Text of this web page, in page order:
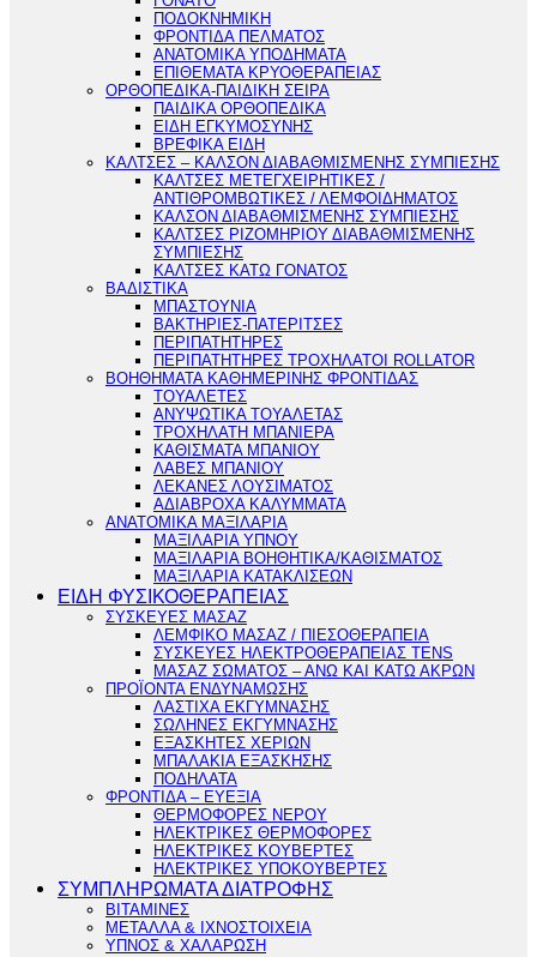
ΠΟΔΟΚΝΗΜΙΚΗ
ΦΡΟΝΤΙΔΑ ΠΕΛΜΑΤΟΣ
ΑΝΑΤΟΜΙΚΑ ΥΠΟΔΗΜΑΤΑ
ΕΠΙΘΕΜΑΤΑ ΚΡΥΟΘΕΡΑΠΕΙΑΣ
ΟΡΘΟΠΕΔΙΚΑ-ΠΑΙΔΙΚΗ ΣΕΙΡΑ
ΠΑΙΔΙΚΑ ΟΡΘΟΠΕΔΙΚΑ
ΕΙΔΗ ΕΓΚΥΜΟΣΥΝΗΣ
ΒΡΕΦΙΚΑ ΕΙΔΗ
ΚΑΛΤΣΕΣ – ΚΑΛΣΟΝ ΔΙΑΒΑΘΜΙΣΜΕΝΗΣ ΣΥΜΠΙΕΣΗΣ
ΚΑΛΤΣΕΣ ΜΕΤΕΓΧΕΙΡΗΤΙΚΕΣ /
ΑΝΤΙΘΡΟΜΒΩΤΙΚΕΣ / ΛΕΜΦΟΙΔΗΜΑΤΟΣ
ΚΑΛΣΟΝ ΔΙΑΒΑΘΜΙΣΜΕΝΗΣ ΣΥΜΠΙΕΣΗΣ
ΚΑΛΤΣΕΣ ΡΙΖΟΜΗΡΙΟΥ ΔΙΑΒΑΘΜΙΣΜΕΝΗΣ
ΣΥΜΠΙΕΣΗΣ
ΚΑΛΤΣΕΣ ΚΑΤΩ ΓΟΝΑΤΟΣ
ΒΑΔΙΣΤΙΚΑ
ΜΠΑΣΤΟΥΝΙΑ
ΒΑΚΤΗΡΙΕΣ-ΠΑΤΕΡΙΤΣΕΣ
ΠΕΡΙΠΑΤΗΤΗΡΕΣ
ΠΕΡΙΠΑΤΗΤΗΡΕΣ ΤΡΟΧΗΛΑΤΟΙ ROLLATOR
ΒΟΗΘΗΜΑΤΑ ΚΑΘΗΜΕΡΙΝΗΣ ΦΡΟΝΤΙΔΑΣ
ΤΟΥΑΛΕΤΕΣ
ΑΝΥΨΩΤΙΚΑ ΤΟΥΑΛΕΤΑΣ
ΤΡΟΧΗΛΑΤΗ ΜΠΑΝΙΕΡΑ
ΚΑΘΙΣΜΑΤΑ ΜΠΑΝΙΟΥ
ΛΑΒΕΣ ΜΠΑΝΙΟΥ
ΛΕΚΑΝΕΣ ΛΟΥΣΙΜΑΤΟΣ
ΑΔΙΑΒΡΟΧΑ ΚΑΛΥΜΜΑΤΑ
ΑΝΑΤΟΜΙΚΑ ΜΑΞΙΛΑΡΙΑ
ΜΑΞΙΛΑΡΙΑ ΥΠΝΟΥ
ΜΑΞΙΛΑΡΙΑ ΒΟΗΘΗΤΙΚΑ/ΚΑΘΙΣΜΑΤΟΣ
ΜΑΞΙΛΑΡΙΑ ΚΑΤΑΚΛΙΣΕΩΝ
ΕΙΔΗ ΦΥΣΙΚΟΘΕΡΑΠΕΙΑΣ
ΣΥΣΚΕΥΕΣ ΜΑΣΑΖ
ΛΕΜΦΙΚΟ ΜΑΣΑΖ / ΠΙΕΣΟΘΕΡΑΠΕΙΑ
ΣΥΣΚΕΥΕΣ ΗΛΕΚΤΡΟΘΕΡΑΠΕΙΑΣ TENS
ΜΑΣΑΖ ΣΩΜΑΤΟΣ – ΑΝΩ ΚΑΙ ΚΑΤΩ ΑΚΡΩΝ
ΠΡΟΪΟΝΤΑ ΕΝΔΥΝΑΜΩΣΗΣ
ΛΑΣΤΙΧΑ ΕΚΓΥΜΝΑΣΗΣ
ΣΩΛΗΝΕΣ ΕΚΓΥΜΝΑΣΗΣ
ΕΞΑΣΚΗΤΕΣ ΧΕΡΙΩΝ
ΜΠΑΛΑΚΙΑ ΕΞΑΣΚΗΣΗΣ
ΠΟΔΗΛΑΤΑ
ΦΡΟΝΤΙΔΑ – ΕΥΕΞΙΑ
ΘΕΡΜΟΦΟΡΕΣ ΝΕΡΟΥ
ΗΛΕΚΤΡΙΚΕΣ ΘΕΡΜΟΦΟΡΕΣ
ΗΛΕΚΤΡΙΚΕΣ ΚΟΥΒΕΡΤΕΣ
ΗΛΕΚΤΡΙΚΕΣ ΥΠΟΚΟΥΒΕΡΤΕΣ
ΣΥΜΠΛΗΡΩΜΑΤΑ ΔΙΑΤΡΟΦΗΣ
ΒΙΤΑΜΙΝΕΣ
ΜΕΤΑΛΛΑ & ΙΧΝΟΣΤΟΙΧΕΙΑ
ΥΠΝΟΣ & ΧΑΛΑΡΩΣΗ